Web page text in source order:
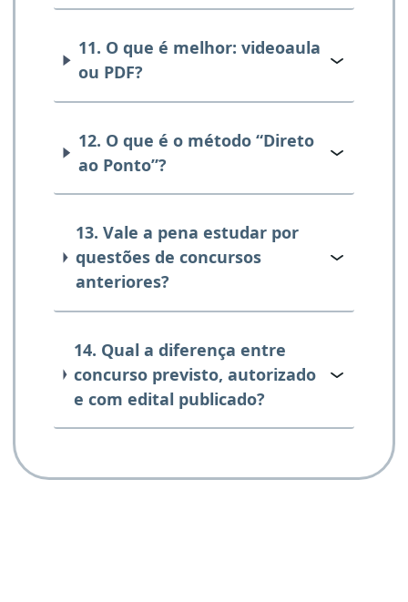
11. O que é melhor: videoaula
ou PDF?
12. O que é o método “Direto
ao Ponto”?
13. Vale a pena estudar por
questões de concursos
anteriores?
14. Qual a diferença entre
concurso previsto, autorizado
e com edital publicado?